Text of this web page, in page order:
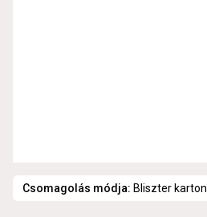
Csomagolás módja: Bliszter karton